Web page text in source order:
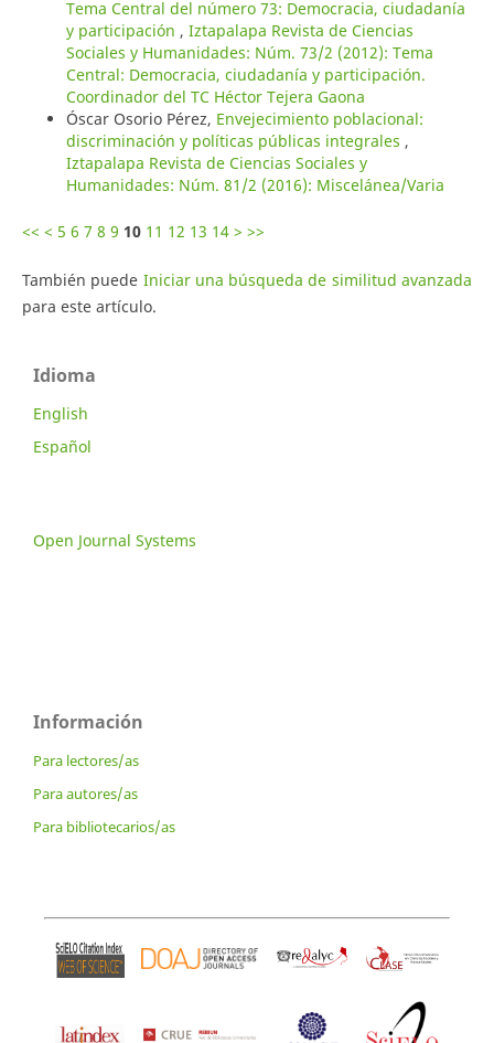
Tema Central del número 73: Democracia, ciudadanía
y participación , Iztapalapa Revista de Ciencias
Sociales y Humanidades: Núm. 73/2 (2012): Tema
Central: Democracia, ciudadanía y participación.
Coordinador del TC Héctor Tejera Gaona
Óscar Osorio Pérez, Envejecimiento poblacional:
discriminación y políticas públicas integrales ,
Iztapalapa Revista de Ciencias Sociales y
Humanidades: Núm. 81/2 (2016): Miscelánea/Varia
<< < 5 6 7 8 9 10 11 12 13 14 > >>
También puede Iniciar una búsqueda de similitud avanzada
para este artículo.
Idioma
English
Español
Open Journal Systems
Información
Para lectores/as
Para autores/as
Para bibliotecarios/as